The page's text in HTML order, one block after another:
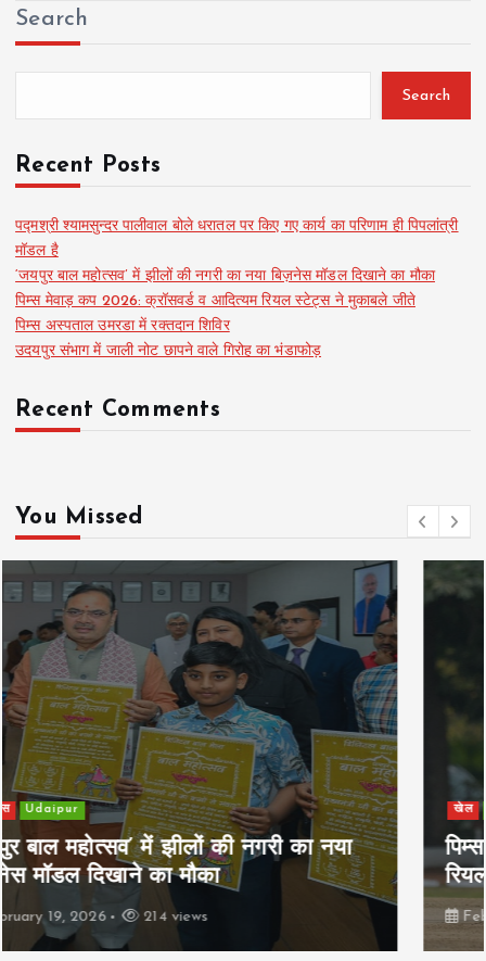
Search
Search
Recent Posts
पद्मश्री श्यामसुन्दर पालीवाल बोले धरातल पर किए गए कार्य का परिणाम ही पिपलांत्री
मॉडल है
‘जयपुर बाल महोत्सव’ में झीलों की नगरी का नया बिज़नेस मॉडल दिखाने का मौका
पिम्स मेवाड़ कप 2026: क्रॉसवर्ड व आदित्यम रियल स्टेट्स ने मुकाबले जीते
पिम्स अस्पताल उमरडा में रक्तदान शिविर
उदयपुर संभाग में जाली नोट छापने वाले गिरोह का भंडाफोड़
Recent Comments
You Missed
खेल Udaipur
पिम्स मेवाड़ कप 2026: क्रॉसवर्ड व आदित्यम
रियल स्टेट्स ने मुकाबले जीते
February 19, 2026